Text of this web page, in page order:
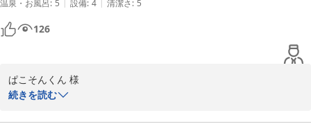
温泉・お風呂: 5 設備: 4 清潔さ: 5
126
ぱこそんくん 様
続きを読む